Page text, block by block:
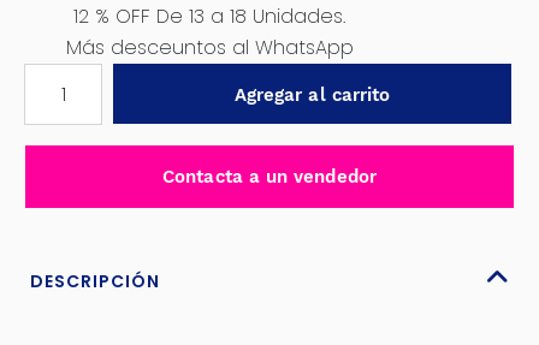
12 % OFF De 13 a 18 Unidades.
Más desceuntos al WhatsApp
RECTA
6"
-
Agregar al carrito
Contacta a un vendedor
DESCRIPCIÓN